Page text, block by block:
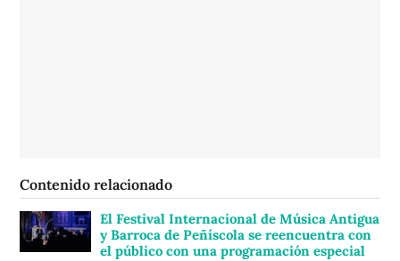
Contenido relacionado
El Festival Internacional de Música Antigua
y Barroca de Peñíscola se reencuentra con
el público con una programación especial